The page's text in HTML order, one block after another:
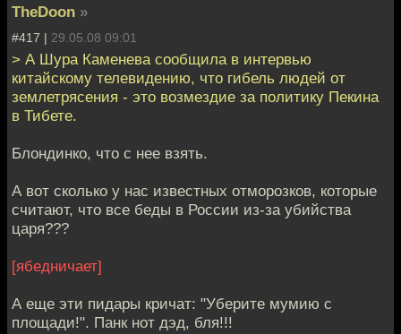
TheDoon »
#417 | 29.05.08 09:01
> А Шура Каменева сообщила в интервью
китайскому телевидению, что гибель людей от
землетрясения - это возмездие за политику Пекина
в Тибете.
Блондинко, что с нее взять.
А вот сколько у нас известных отморозков, которые
считают, что все беды в России из-за убийства
царя???
[ябедничает]
А еще эти пидары кричат: "Уберите мумию с
площади!". Панк нот дэд, бля!!!